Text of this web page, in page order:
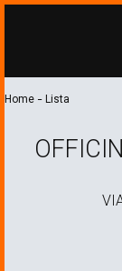
Home - Lista